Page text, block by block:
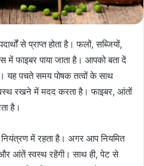
से प्राप्त होता है। फलों, सब्जियों,
फाइबर पाया जाता है। आपको बता दें
यह पचते समय पोषक तत्वों के साथ
रखने में मदद करता है। फाइबर, आंतों
है।
में रहता है। अगर आप नियमित
आंतें स्वस्थ रहेंगी। साथ ही, पेट से